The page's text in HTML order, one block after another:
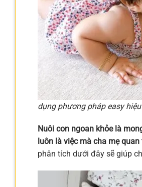
dụng phương pháp easy
Nuôi con ngoan khỏe là
luôn là việc mà cha mẹ
phân tích dưới đây sẽ giúp